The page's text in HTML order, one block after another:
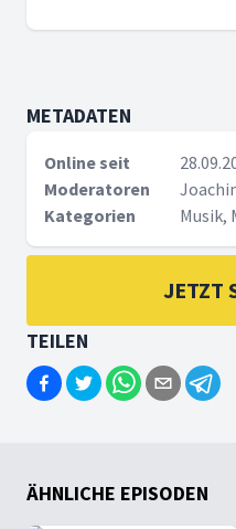
METADATEN
Online seit
Moderatoren
Kategorien
Musik,
JETZT
TEILEN
ÄHNLICHE EPISODEN